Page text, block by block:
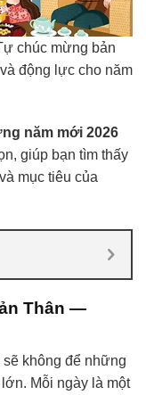
chúc mừng bản
động lực cho năm
năm mới 2026
giúp bạn tìm thấy
mục tiêu của
Thân —
không để những
Mỗi ngày là một